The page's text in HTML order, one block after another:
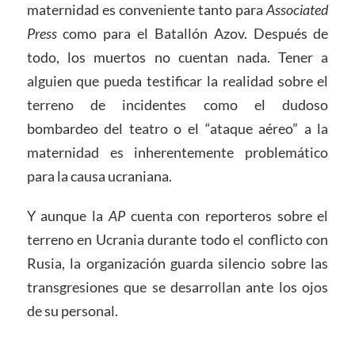
maternidad es conveniente tanto paraAssociated
Presscomo para el Batallón Azov. Después de
todo, los muertos no cuentan nada. Tener a
alguien que pueda testificar la realidad sobre el
terreno de incidentes como el dudoso
bombardeo del teatro o el “ataque aéreo” a la
maternidad es inherentemente problemático
para la causa ucraniana.
Y aunque la APcuenta con reporteros sobre el
terreno en Ucrania durante todo el conflicto con
Rusia, la organización guarda silencio sobre las
transgresiones que se desarrollan ante los ojos
de su personal.